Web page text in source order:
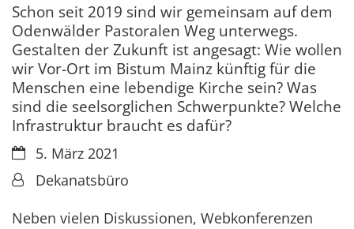
Schon seit 2019 sind wir gemeinsam auf dem
Odenwälder Pastoralen Weg unterwegs.
Gestalten der Zukunft ist angesagt: Wie wollen
wir Vor-Ort im Bistum Mainz künftig für die
Menschen eine lebendige Kirche sein? Was
sind die seelsorglichen Schwerpunkte? Welche
Infrastruktur braucht es dafür?
Datum:5. März 2021
Von:Dekanatsbüro
Neben vielen Diskussionen, Webkonferenzen